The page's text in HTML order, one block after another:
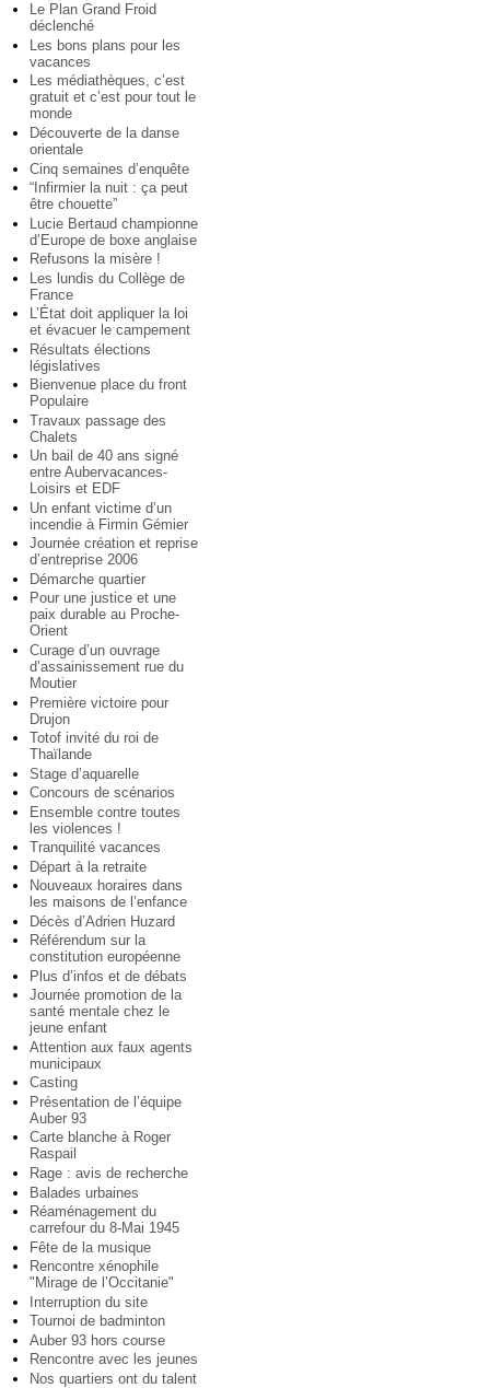
Le Plan Grand Froid
déclenché
Les bons plans pour les
vacances
Les médiathèques, c’est
gratuit et c’est pour tout le
monde
Découverte de la danse
orientale
Cinq semaines d’enquête
“Infirmier la nuit : ça peut
être chouette”
Lucie Bertaud championne
d’Europe de boxe anglaise
Refusons la misère !
Les lundis du Collège de
France
L’État doit appliquer la loi
et évacuer le campement
Résultats élections
législatives
Bienvenue place du front
Populaire
Travaux passage des
Chalets
Un bail de 40 ans signé
entre Aubervacances-
Loisirs et EDF
Un enfant victime d’un
incendie à Firmin Gémier
Journée création et reprise
d’entreprise 2006
Démarche quartier
Pour une justice et une
paix durable au Proche-
Orient
Curage d’un ouvrage
d’assainissement rue du
Moutier
Première victoire pour
Drujon
Totof invité du roi de
Thaïlande
Stage d’aquarelle
Concours de scénarios
Ensemble contre toutes
les violences !
Tranquilité vacances
Départ à la retraite
Nouveaux horaires dans
les maisons de l’enfance
Décès d’Adrien Huzard
Référendum sur la
constitution européenne
Plus d’infos et de débats
Journée promotion de la
santé mentale chez le
jeune enfant
Attention aux faux agents
municipaux
Casting
Présentation de l’équipe
Auber 93
Carte blanche à Roger
Raspail
Rage : avis de recherche
Balades urbaines
Réaménagement du
carrefour du 8-Mai 1945
Fête de la musique
Rencontre xénophile
"Mirage de l’Occitanie"
Interruption du site
Tournoi de badminton
Auber 93 hors course
Rencontre avec les jeunes
Nos quartiers ont du talent